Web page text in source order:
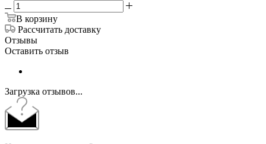
В корзину
Рассчитать доставку
Отзывы
Оставить отзыв
Загрузка отзывов...